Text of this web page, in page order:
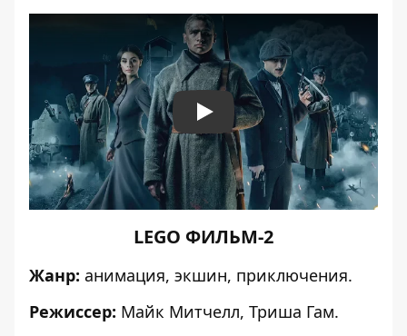
Play
LEGO ФИЛЬМ-2
Жанр: анимация, экшин, приключения.
Режиссер: Майк Митчелл, Триша Гам.